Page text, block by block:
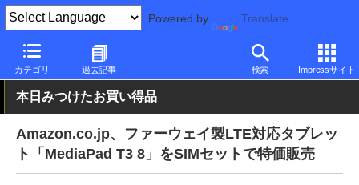
Powered by Translate
カテゴリ 過去記事 検索 Impressサイト
PC Watch パソコン/タブレット/スマートフォン タブレット
本日みつけたお買い得品
Amazon.co.jp、ファーウェイ製LTE対応タブレッ
ト「MediaPad T3 8」をSIMセットで特価販売